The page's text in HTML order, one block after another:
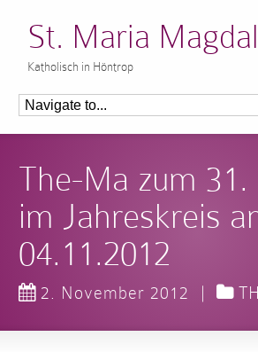
St. Maria
Katholisch in Höntrop
The-Ma zum 31.
im Jahreskreis
04.11.2012
2. November 2012 |